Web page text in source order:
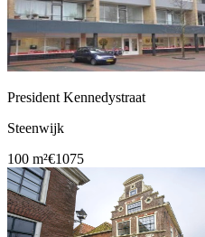
President Kennedystraat
Steenwijk
100 m²€1075